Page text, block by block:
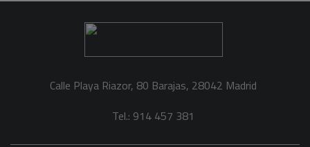
Calle Playa Riazor, 80 Barajas, 28042 Madrid
Tel.: 914 457 381